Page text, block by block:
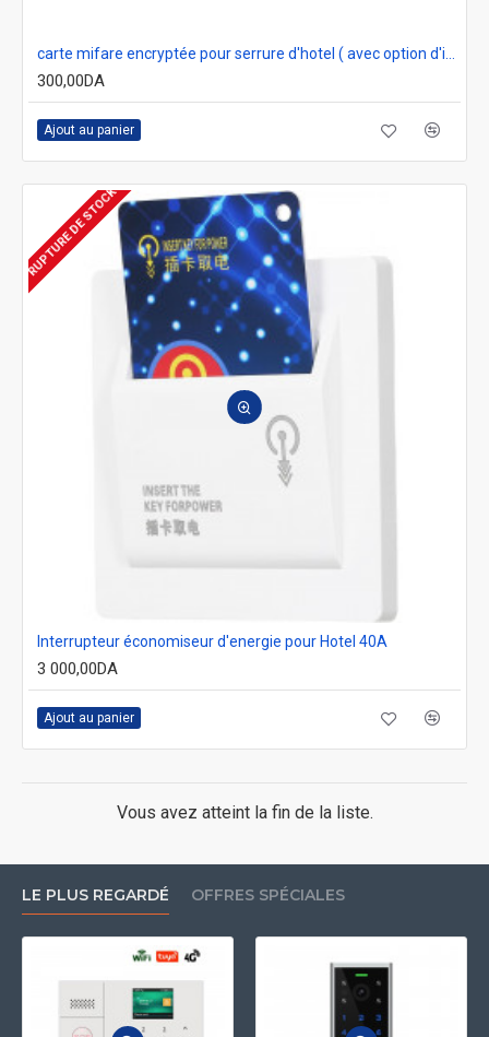
300,00DA
Ajout au panier
RUPTURE DE STOCK
Interrupteur économiseur d'energie pour Hotel 40A
3 000,00DA
Ajout au panier
Vous avez atteint la fin de la liste.
LE PLUS REGARDÉ OFFRES SPÉCIALES